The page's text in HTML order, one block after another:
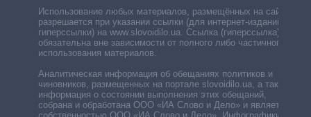
Использование любых материалов, размещённых на сайте,
разрешается при указании ссылки (для интернет-изданий —
гиперссылки) на www.slovoidilo.ua. Ссылка (гиперссылка)
обязательна вне зависимости от полного либо частичного
использования материалов.
Аналитическая информация об обещаниях политиков и
чиновников, размещенных на портале slovoidilo.ua, а также
информация о состоянии выполнения этих обещаний,
собрана и обработана ООО «ИА Слово и Дело» и является
собственностью ООО «ИА Слово и Дело». Инфографики,